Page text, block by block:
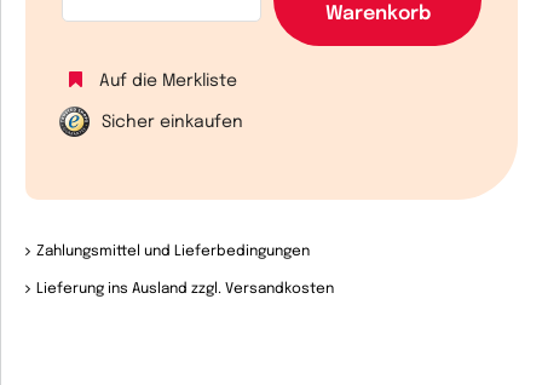
Warenkorb
Auf die Merkliste
Sicher einkaufen
Zahlungsmittel und Lieferbedingungen
Lieferung ins Ausland zzgl. Versandkosten